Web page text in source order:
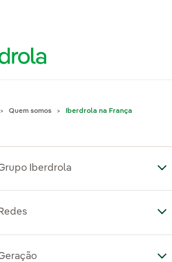
Quem somos Iberdrola na França
Iberdrola
Redes